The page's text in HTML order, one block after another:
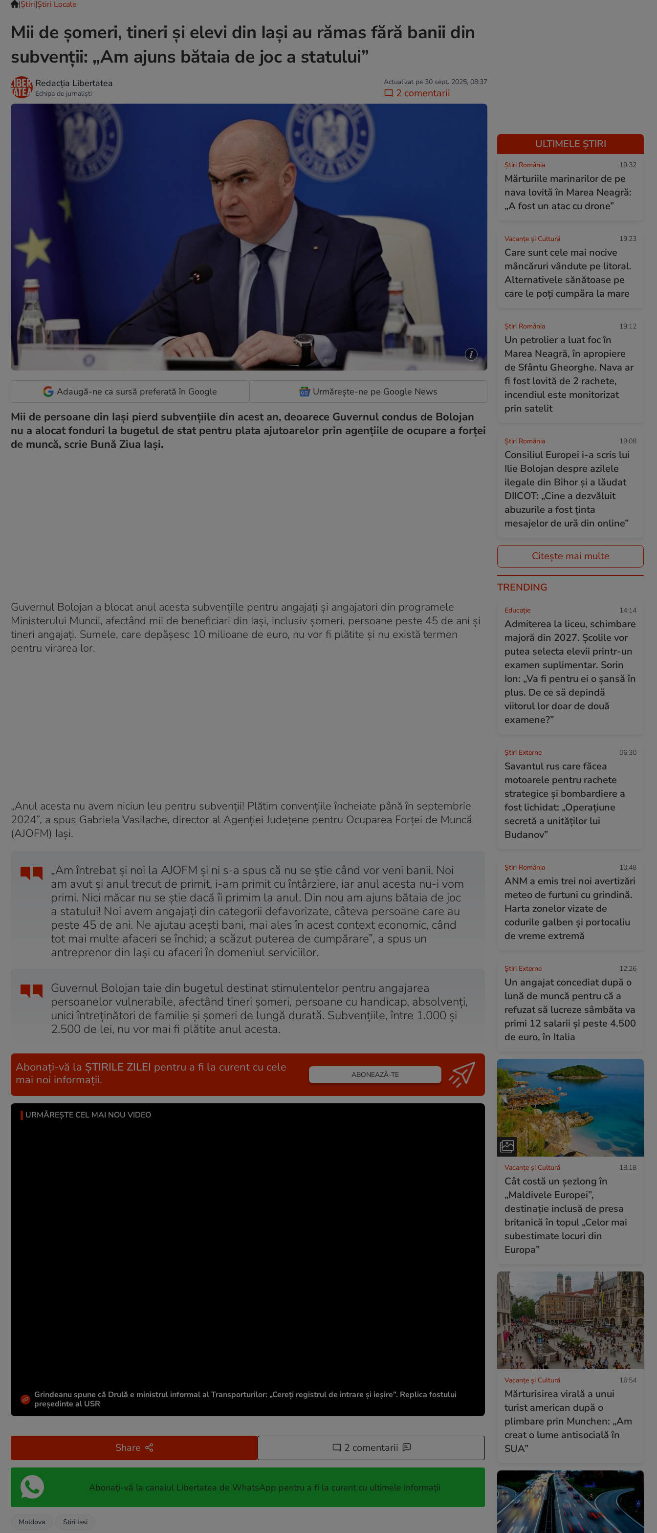
|Ştiri|Știri Locale
Mii de șomeri, tineri și elevi din Iași au rămas fără banii din
subvenții: „Am ajuns bătaia de joc a statului”
Redacția Libertatea
Echipa de jurnaliști
Actualizat pe 30 sept. 2025, 08:37
2 comentarii
Adaugă-ne ca sursă preferată în Google Urmărește-ne pe Google News
Mii de persoane din Iași pierd subvențiile din acest an, deoarece Guvernul condus de Bolojan
nu a alocat fonduri la bugetul de stat pentru plata ajutoarelor prin agențiile de ocupare a forței
de muncă, scrie Bună Ziua Iași.
Guvernul Bolojan a blocat anul acesta subvențiile pentru angajați și angajatori din programele
Ministerului Muncii, afectând mii de beneficiari din Iași, inclusiv șomeri, persoane peste 45 de ani și
tineri angajați. Sumele, care depășesc 10 milioane de euro, nu vor fi plătite și nu există termen
pentru virarea lor.
„Anul acesta nu avem niciun leu pentru subvenții! Plătim convențiile încheiate până în septembrie
2024”, a spus Gabriela Vasilache, director al Agenției Județene pentru Ocuparea Forței de Muncă
(AJOFM) Iași.
„Am întrebat și noi la AJOFM și ni s-a spus că nu se știe când vor veni banii. Noi
am avut și anul trecut de primit, i-am primit cu întârziere, iar anul acesta nu-i vom
primi. Nici măcar nu se știe dacă îi primim la anul. Din nou am ajuns bătaia de joc
a statului! Noi avem angajați din categorii defavorizate, câteva persoane care au
peste 45 de ani. Ne ajutau acești bani, mai ales în acest context economic, când
tot mai multe afaceri se închid; a scăzut puterea de cumpărare”, a spus un
antreprenor din Iași cu afaceri în domeniul serviciilor.
Guvernul Bolojan taie din bugetul destinat stimulentelor pentru angajarea
persoanelor vulnerabile, afectând tineri șomeri, persoane cu handicap, absolvenți,
unici întreținători de familie și șomeri de lungă durată. Subvențiile, între 1.000 și
2.500 de lei, nu vor mai fi plătite anul acesta.
Abonați-vă la ȘTIRILE ZILEI pentru a fi la curent cu cele
mai noi informații.
ABONEAZĂ-TE
URMĂREȘTE CEL MAI NOU VIDEO
Grindeanu spune că Drulă e ministrul informal al Transporturilor: „Cereți registrul de intrare și ieșire”. Replica fostului
președinte al USR
Share 2 comentarii
Abonați-vă la canalul Libertatea de WhatsApp pentru a fi la curent cu ultimele informații
Moldova Stiri Iasi
ULTIMELE ȘTIRI
Știri România 19:32
Mărturiile marinarilor de pe
nava lovită în Marea Neagră:
„A fost un atac cu drone”
Vacanțe și Cultură 19:23
Care sunt cele mai nocive
mâncăruri vândute pe litoral.
Alternativele sănătoase pe
care le poți cumpăra la mare
Știri România 19:12
Un petrolier a luat foc în
Marea Neagră, în apropiere
de Sfântu Gheorghe. Nava ar
fi fost lovită de 2 rachete,
incendiul este monitorizat
prin satelit
Știri România 19:08
Consiliul Europei i-a scris lui
Ilie Bolojan despre azilele
ilegale din Bihor și a lăudat
DIICOT: „Cine a dezvăluit
abuzurile a fost ținta
mesajelor de ură din online”
Citește mai multe
TRENDING
Educație 14:14
Admiterea la liceu, schimbare
majoră din 2027. Școlile vor
putea selecta elevii printr-un
examen suplimentar. Sorin
Ion: „Va fi pentru ei o șansă în
plus. De ce să depindă
viitorul lor doar de două
examene?”
Știri Externe 06:30
Savantul rus care făcea
motoarele pentru rachete
strategice și bombardiere a
fost lichidat: „Operațiune
secretă a unităților lui
Budanov”
Știri România 10:48
ANM a emis trei noi avertizări
meteo de furtuni cu grindină.
Harta zonelor vizate de
codurile galben și portocaliu
de vreme extremă
Știri Externe 12:26
Un angajat concediat după o
lună de muncă pentru că a
refuzat să lucreze sâmbăta va
primi 12 salarii și peste 4.500
de euro, în Italia
Vacanțe și Cultură 18:18
Cât costă un șezlong în
„Maldivele Europei”,
destinație inclusă de presa
britanică în topul „Celor mai
subestimate locuri din
Europa”
Vacanțe și Cultură 16:54
Mărturisirea virală a unui
turist american după o
plimbare prin Munchen: „Am
creat o lume antisocială în
SUA”